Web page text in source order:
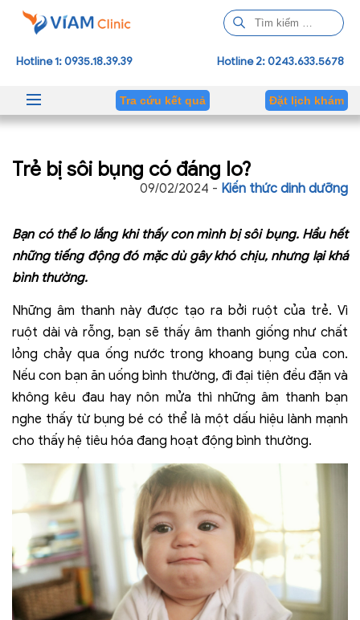
ì
m
h
o
Hotline 1: 0935.18.39.39 Hotline 2: 0243.633.5678
Tra cứu kết quả Đặt lịch khám
Trẻ bị sôi bụng có đáng lo?
09/02/2024 - Kiến thức dinh dưỡng
Bạn có thể lo lắng khi thấy con mình bị sôi bụng. Hầu hết
những tiếng động đó mặc dù gây khó chịu, nhưng lại khá
bình thường.
Những âm thanh này được tạo ra bởi ruột của trẻ. Vì
ruột dài và rỗng, bạn sẽ thấy âm thanh giống như chất
lỏng chảy qua ống nước trong khoang bụng của con.
Nếu con bạn ăn uống bình thường, đi đại tiện đều đặn và
không kêu đau hay nôn mửa thì những âm thanh bạn
nghe thấy từ bụng bé có thể là một dấu hiệu lành mạnh
cho thấy hệ tiêu hóa đang hoạt động bình thường.